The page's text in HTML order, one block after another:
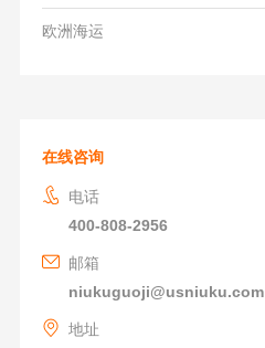
欧洲海运
在线咨询
电话
400-808-2956
邮箱
niukuguoji@usniuku.com
地址